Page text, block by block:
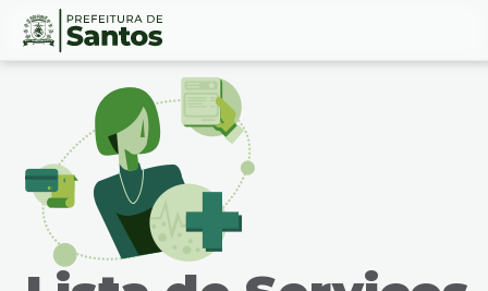
Ir
Conteúdo